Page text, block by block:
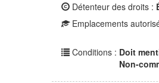
Détenteur des droits :
Emplacements
Conditions : Doit
Non-